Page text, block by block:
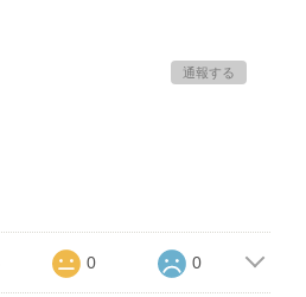
通報する
0 0